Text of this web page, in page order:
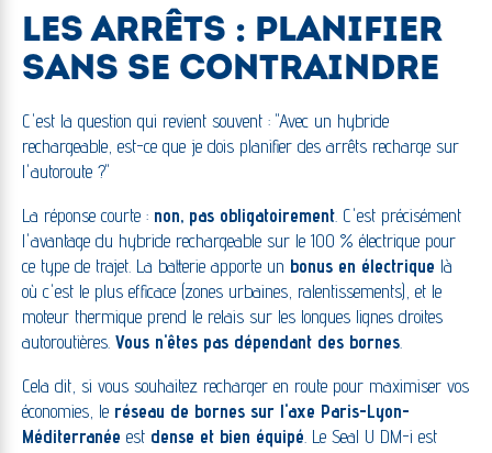
LES ARRÊTS : PLANIFIER
SANS SE CONTRAINDRE
C'est la question qui revient souvent : "Avec un hybride
rechargeable, est-ce que je dois planifier des arrêts recharge sur
l'autoroute ?"
La réponse courte : non, pas obligatoirement . C'est précisément
l'avantage du hybride rechargeable sur le 100 % électrique pour
ce type de trajet. La batterie apporte un bonus en électrique là
où c'est le plus efficace (zones urbaines, ralentissements), et le
moteur thermique prend le relais sur les longues lignes droites
autoroutières. Vous n'êtes pas dépendant des bornes
Cela dit, si vous souhaitez recharger en route pour maximiser vos
économies, le réseau de bornes sur l'axe Paris-Lyon-
Méditerranée est dense et bien équipé . Le Seal U DM-i est